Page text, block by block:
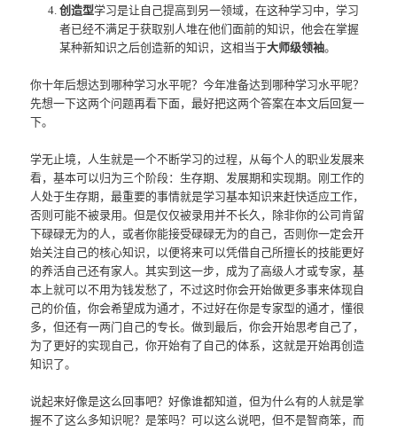
创造型学习是让自己提高到另一领域，在这种学习中，学习
者已经不满足于获取别人堆在他们面前的知识，他会在掌握
某种新知识之后创造新的知识，这相当于大师级领袖。
你十年后想达到哪种学习水平呢？今年准备达到哪种学习水平呢？
先想一下这两个问题再看下面，最好把这两个答案在本文后回复一
下。
学无止境，人生就是一个不断学习的过程，从每个人的职业发展来
看，基本可以归为三个阶段：生存期、发展期和实现期。刚工作的
人处于生存期，最重要的事情就是学习基本知识来赶快适应工作，
否则可能不被录用。但是仅仅被录用并不长久，除非你的公司肯留
下碌碌无为的人，或者你能接受碌碌无为的自己，否则你一定会开
始关注自己的核心知识，以便将来可以凭借自己所擅长的技能更好
的养活自己还有家人。其实到这一步，成为了高级人才或专家，基
本上就可以不用为钱发愁了，不过这时你会开始做更多事来体现自
己的价值，你会希望成为通才，不过好在你是专家型的通才，懂很
多，但还有一两门自己的专长。做到最后，你会开始思考自己了，
为了更好的实现自己，你开始有了自己的体系，这就是开始再创造
知识了。
说起来好像是这么回事吧？好像谁都知道，但为什么有的人就是掌
握不了这么多知识呢？是笨吗？可以这么说吧，但不是智商笨，而